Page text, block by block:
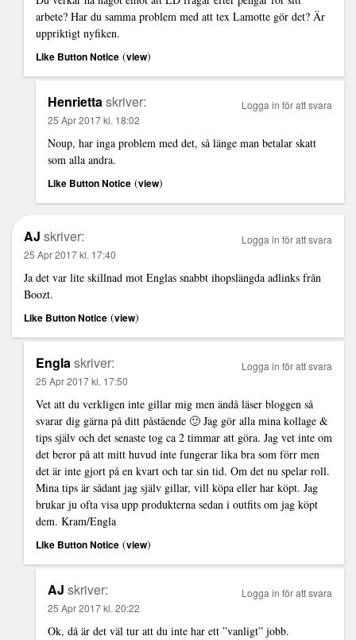
arbete? Har du samma problem med att tex Lamotte gör det? Är
uppriktigt nyfiken.
Like Button Notice (view)
Henriettaskriver:
25 Apr 2017 kl. 18:02
Noup, har inga problem med det, så länge man betalar skatt
som alla andra.
Like Button Notice (view)
Logga in för att svara
AJ skriver:
25 Apr 2017 kl. 17:40
Ja det var lite skillnad mot Englas snabbt ihopslängda adlinks från
Boozt.
Like Button Notice (view)
Logga in för att svara
Englaskriver:
25 Apr 2017 kl. 17:50
Vet att du verkligen inte gillar mig men ändå läser bloggen så
svarar dig gärna på ditt påstående 🙂 Jag gör alla mina kollage &
tips själv och det senaste tog ca 2 timmar att göra. Jag vet inte om
det beror på att mitt huvud inte fungerar lika bra som förr men
det är inte gjort på en kvart och tar sin tid. Om det nu spelar roll.
Mina tips är sådant jag själv gillar, vill köpa eller har köpt. Jag
brukar ju ofta visa upp produkterna sedan i outfits om jag köpt
dem. Kram/Engla
Like Button Notice (view)
Logga in för att svara
AJ skriver:
25 Apr 2017 kl. 20:22
Ok, då är det väl tur att du inte har ett ”vanligt” jobb.
Logga in för att svara